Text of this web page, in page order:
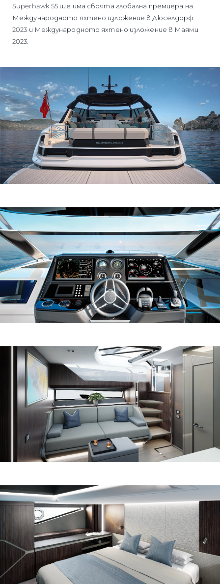
Superhawk 55 ще има своята глобална премиера на
Международното яхтено изложение в Дюселдорф
2023 и Международното яхтено изложение в Маями
2023.